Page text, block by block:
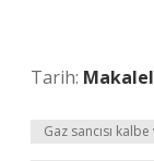
Tarih:
Gaz sancısı